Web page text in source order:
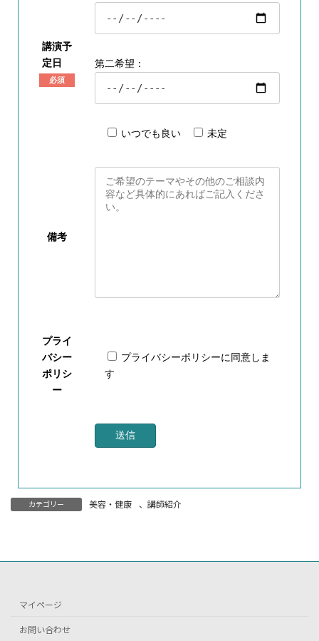
講演予
定日
必須
第二希望：
いつでも良い 未定
備考
プライ
バシー
ポリシ
ー
プライバシーポリシーに同意しま
す
カテゴリー 美容・健康 、 講師紹介
マイページ
お問い合わせ